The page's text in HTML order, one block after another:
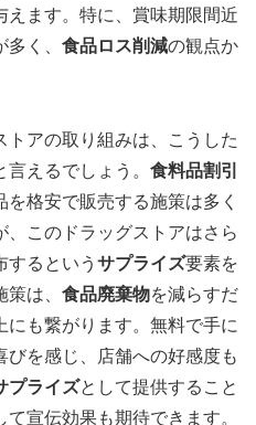
えます。特に、賞味期限間近
く、 食品ロス削減の観点か
アの取り組みは、こうした
えるでしょう。 食料品割引
格安で販売する施策は多く
このドラッグストアはさら
するという サプライズ要素を
は、 食品廃棄物を減らすだ
も繋がります。無料で手に
びを感じ、店舗への好感度も
プライズとして提供すること
宣伝効果も期待できます。